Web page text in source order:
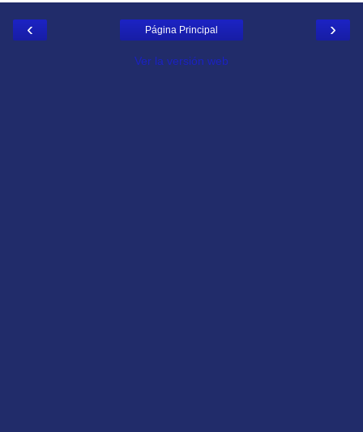
‹ ›
Página Principal
Ver la versión web